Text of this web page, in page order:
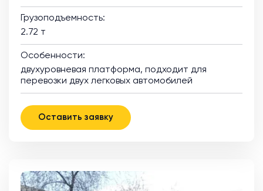
Грузоподъемность:
2.72 т
Особенности:
двухуровневая платформа, подходит для
перевозки двух легковых автомобилей
Оставить заявку